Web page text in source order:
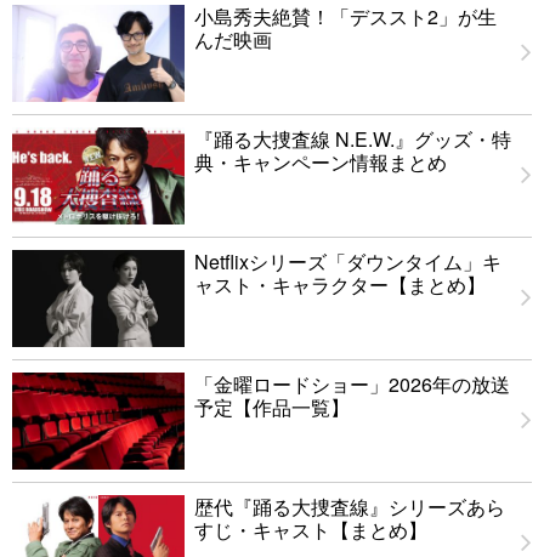
小島秀夫絶賛！「デススト2」が生
んだ映画
『踊る大捜査線 N.E.W.』グッズ・特
典・キャンペーン情報まとめ
Netflixシリーズ「ダウンタイム」キ
ャスト・キャラクター【まとめ】
「金曜ロードショー」2026年の放送
予定【作品一覧】
歴代『踊る大捜査線』シリーズあら
すじ・キャスト【まとめ】